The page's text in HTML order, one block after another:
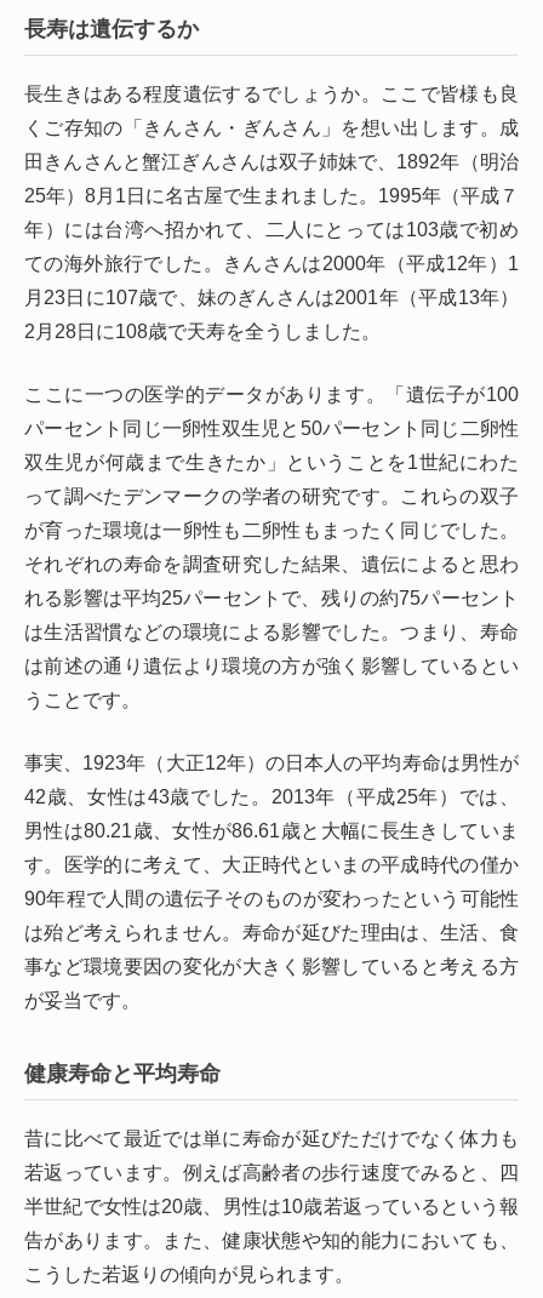
長寿は遺伝するか
長生きはある程度遺伝するでしょうか。ここで皆様も良
くご存知の「きんさん・ぎんさん」を想い出します。成
田きんさんと蟹江ぎんさんは双子姉妹で、1892年（明治
25年）8月1日に名古屋で生まれました。1995年（平成７
年）には台湾へ招かれて、二人にとっては103歳で初め
ての海外旅行でした。きんさんは2000年（平成12年）1
月23日に107歳で、妹のぎんさんは2001年（平成13年）
2月28日に108歳で天寿を全うしました。
ここに一つの医学的データがあります。「遺伝子が100
パーセント同じ一卵性双生児と50パーセント同じ二卵性
双生児が何歳まで生きたか」ということを1世紀にわた
って調べたデンマークの学者の研究です。これらの双子
が育った環境は一卵性も二卵性もまったく同じでした。
それぞれの寿命を調査研究した結果、遺伝によると思わ
れる影響は平均25パーセントで、残りの約75パーセント
は生活習慣などの環境による影響でした。つまり、寿命
は前述の通り遺伝より環境の方が強く影響しているとい
うことです。
事実、1923年（大正12年）の日本人の平均寿命は男性が
42歳、女性は43歳でした。2013年（平成25年）では、
男性は80.21歳、女性が86.61歳と大幅に長生きしていま
す。医学的に考えて、大正時代といまの平成時代の僅か
90年程で人間の遺伝子そのものが変わったという可能性
は殆ど考えられません。寿命が延びた理由は、生活、食
事など環境要因の変化が大きく影響していると考える方
が妥当です。
健康寿命と平均寿命
昔に比べて最近では単に寿命が延びただけでなく体力も
若返っています。例えば高齢者の歩行速度でみると、四
半世紀で女性は20歳、男性は10歳若返っているという報
告があります。また、健康状態や知的能力においても、
こうした若返りの傾向が見られます。